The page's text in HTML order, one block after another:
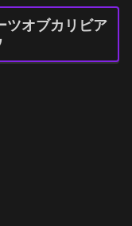
ツオブカリビア